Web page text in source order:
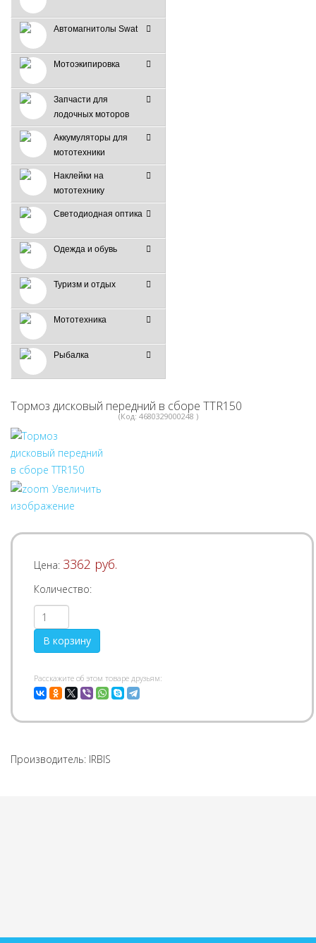
Автомагнитолы Swat
Мотоэкипировка
Запчасти для
лодочных моторов
Аккумуляторы для
мототехники
Наклейки на
мототехнику
Светодиодная оптика
Одежда и обувь
Туризм и отдых
Мототехника
Рыбалка
Тормоз дисковый передний в сборе TTR150
(Код: 4680329000248 )
Увеличить
изображение
Цена: 3362 руб.
Количество:
Pасскажите об этом товаре друзьям:
Производитель: IRBIS